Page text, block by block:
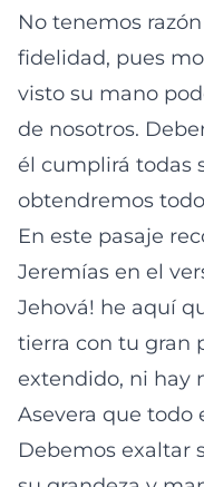
No tenemos
fidelidad, pues
visto su mano
de nosotros.
él cumplirá todas
obtendremos
En este pasaje
Jeremías en el
Jehová! he aquí
tierra con tu gran
extendido, ni hay
Asevera que todo
Debemos exaltar